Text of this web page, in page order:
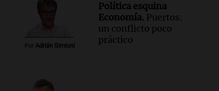
Por Adrián Simioni
Política esquina
Economía. Puertos:
un conflicto poco
práctico